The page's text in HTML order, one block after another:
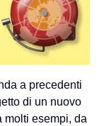
a precedenti
di un nuovo
molti esempi, da